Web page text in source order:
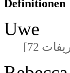
Definitionen
Uwe